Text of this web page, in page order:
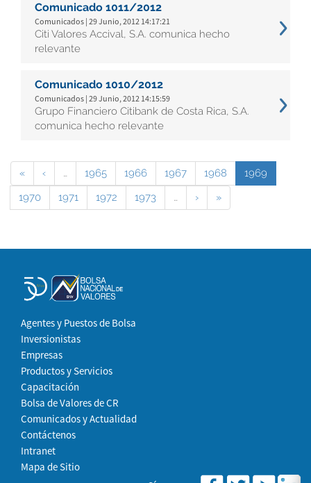
Comunicado 1011/2012
Comunicados | 29 Junio, 2012 14:17:21
Citi Valores Accival, S.A. comunica hecho
relevante
Comunicado 1010/2012
Comunicados | 29 Junio, 2012 14:15:59
Grupo Financiero Citibank de Costa Rica, S.A.
comunica hecho relevante
« ‹ … 1965 1966 1967 1968
1969
1970
1971 1972 1973 … › »
Agentes y Puestos de Bolsa
Inversionistas
Empresas
Productos y Servicios
Capacitación
Bolsa de Valores de CR
Comunicados y Actualidad
Contáctenos
Intranet
Mapa de Sitio